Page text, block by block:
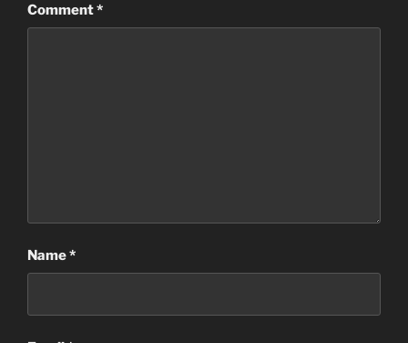
Comment*
Name*